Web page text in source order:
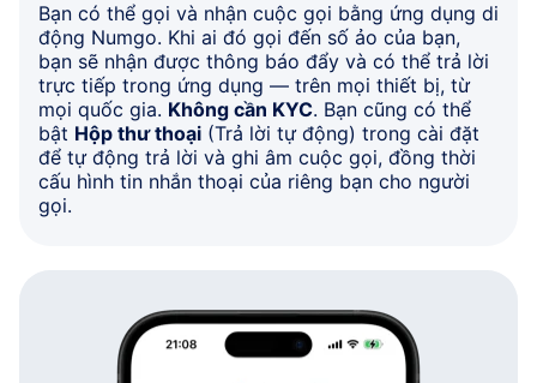
Bạn có thể gọi và nhận cuộc gọi bằng ứng dụng di
động Numgo. Khi ai đó gọi đến số ảo của bạn,
bạn sẽ nhận được thông báo đẩy và có thể trả lời
trực tiếp trong ứng dụng — trên mọi thiết bị, từ
mọi quốc gia. Không cần KYC. Bạn cũng có thể
bật Hộp thư thoại (Trả lời tự động) trong cài đặt
để tự động trả lời và ghi âm cuộc gọi, đồng thời
cấu hình tin nhắn thoại của riêng bạn cho người
gọi.